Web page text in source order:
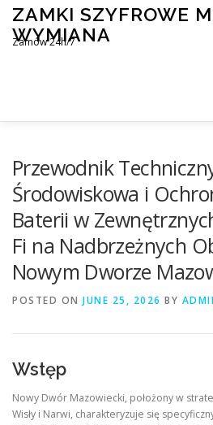
Skip
content
ZAMKI SZYFROWE
WYMIANA
Zamów 24h/7
BLOG KONTAKT
Przewodnik
Środowiskowa i
Baterii w
Fi na Nadbrzeżnych
Nowym Dworze
POSTED ON JUNE 25, 2026 BY
Wstęp
Nowy Dwór Mazowiecki, położony w
Wisły i Narwi, charakteryzuje się